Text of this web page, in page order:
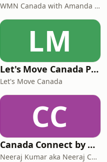
WMN Canada with Amanda Kalhous
LM
Let's Move Canada Podcast
Let's Move Canada
CC
Canada Connect by Neeraj Canada
Neeraj Kumar aka Neeraj Canada on YouTube